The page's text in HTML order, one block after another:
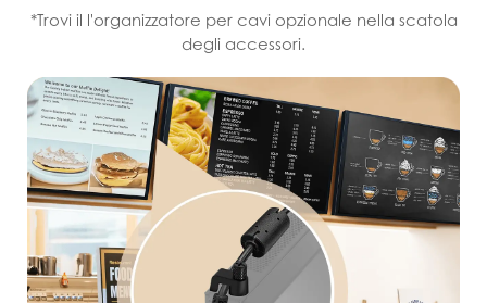
*Trovi il l'organizzatore per cavi opzionale nella scatola
degli accessori.